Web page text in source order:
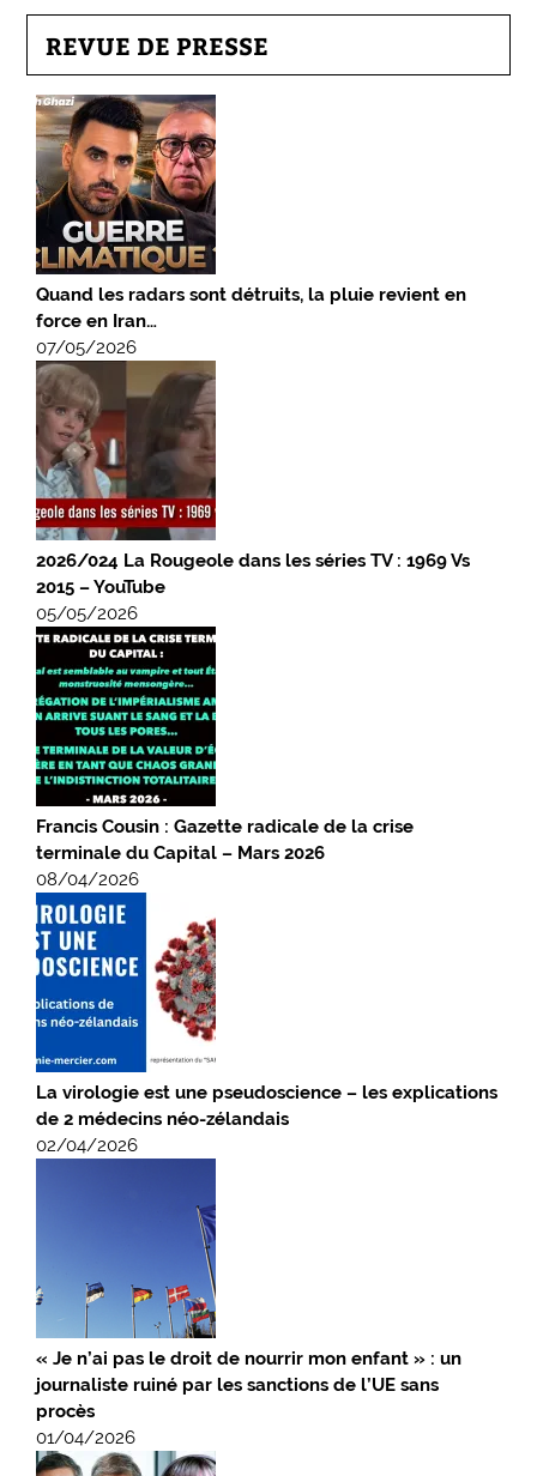
REVUE DE PRESSE
Quand les radars sont détruits, la pluie revient en
force en Iran…
07/05/2026
2026/024 La Rougeole dans les séries TV : 1969 Vs
2015 – YouTube
05/05/2026
Francis Cousin : Gazette radicale de la crise
terminale du Capital – Mars 2026
08/04/2026
La virologie est une pseudoscience – les explications
de 2 médecins néo-zélandais
02/04/2026
« Je n’ai pas le droit de nourrir mon enfant » : un
journaliste ruiné par les sanctions de l’UE sans
procès
01/04/2026